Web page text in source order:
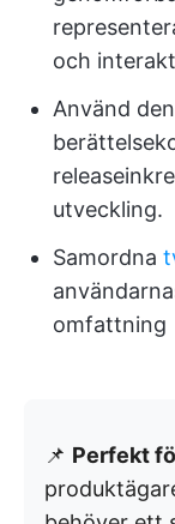
och
Använd
utveckling.
Samordna
omfattning
📌 Perfekt